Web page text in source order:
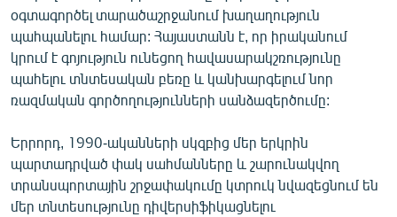
օգտագործել տարածաշրջանում խաղաղություն
պահպանելու համար: Հայաստանն է, որ իրականում
կրում է գոյություն ունեցող հավասարակշռությունը
պահելու տնտեսական բեռը և կանխարգելում նոր
ռազմական գործողությունների սանձազերծումը:
Երրորդ, 1990-ականների սկզբից մեր երկրին
պարտադրված փակ սահմանները և շարունակվող
տրանսպորտային շրջափակումը կտրուկ նվազեցնում են
մեր տնտեսությունը դիվերսիֆիկացնելու